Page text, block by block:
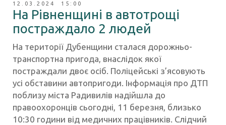
12.03.2024 15:00
На Рівненщині в автотрощі
постраждало 2 людей
На території Дубенщини сталася дорожньо-
транспортна пригода, внаслідок якої
постраждали двоє осіб. Поліцейські з’ясовують
усі обставини автопригоди. Інформація про ДТП
поблизу міста Радивилів надійшла до
правоохоронців сьогодні, 11 березня, близько
10:30 години від медичних працівників. Слідчий